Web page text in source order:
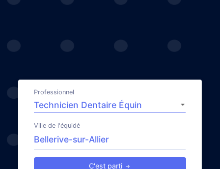
Professionnel
Ville de l'équidé
C'est parti